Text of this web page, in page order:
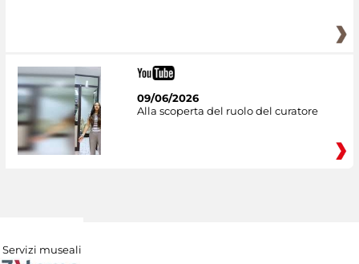
09/06/2026
Alla scoperta del ruolo del curatore
Servizi museali